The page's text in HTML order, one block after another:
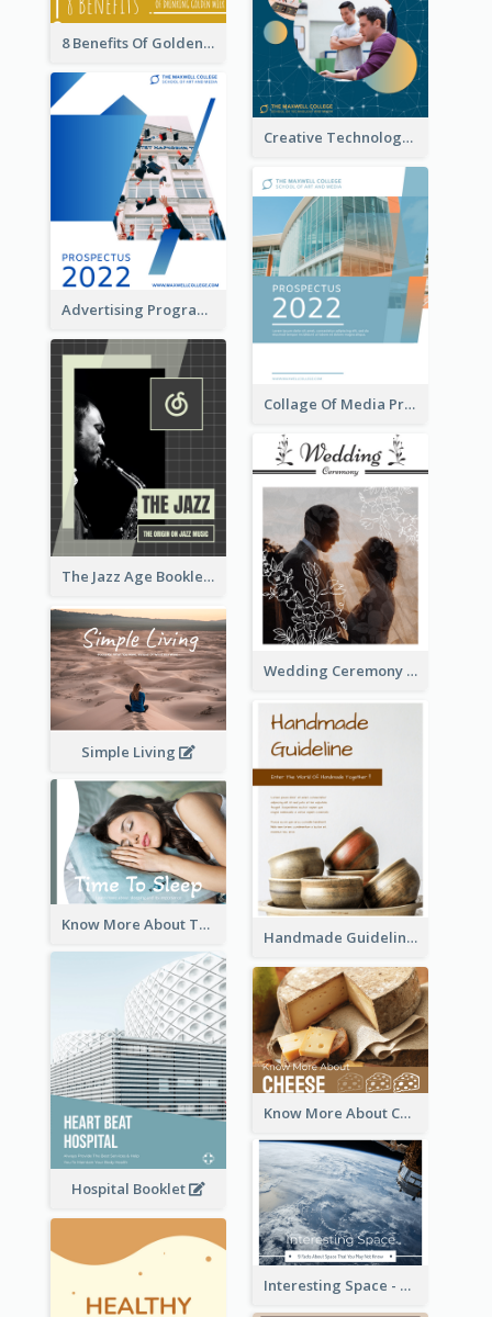
8 Benefits Of Golden Milk Booklet
Creative Technology College Prospectus
Advertising Program College Prospectus
Collage Of Media Prospectus
The Jazz Age Booklet
Wedding Ceremony Booklet
Simple Living
Handmade Guideline Booklet
Know More About The Importance Of Sleeping
Hospital Booklet
Know More About Cheese
Interesting Space - 10 Facts About Space That You May Not Know